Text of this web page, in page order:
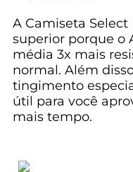
A Camiseta
superior porque o
média 3x mais
normal. Além
tingimento
útil para você
mais tempo.